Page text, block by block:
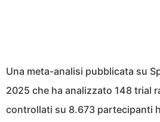
Una meta-analisi pubblicata su
2025 che ha analizzato 148 trial
controllati su 8.673 partecipanti